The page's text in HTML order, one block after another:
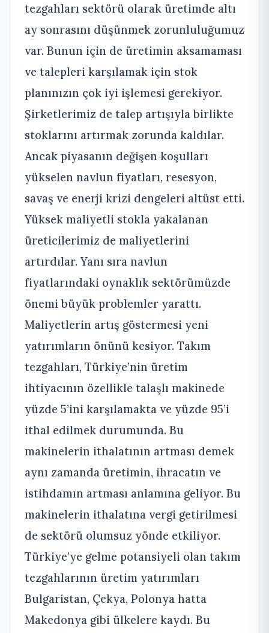
tezgahları sektörü olarak üretimde altı
ay sonrasını düşünmek zorunluluğumuz
var. Bunun için de üretimin aksamaması
ve talepleri karşılamak için stok
planınızın çok iyi işlemesi gerekiyor.
Şirketlerimiz de talep artışıyla birlikte
stoklarını artırmak zorunda kaldılar.
Ancak piyasanın değişen koşulları
yükselen navlun fiyatları, resesyon,
savaş ve enerji krizi dengeleri altüst etti.
Yüksek maliyetli stokla yakalanan
üreticilerimiz de maliyetlerini
artırdılar. Yanı sıra navlun
fiyatlarındaki oynaklık sektörümüzde
önemi büyük problemler yarattı.
Maliyetlerin artış göstermesi yeni
yatırımların önünü kesiyor. Takım
tezgahları, Türkiye’nin üretim
ihtiyacının özellikle talaşlı makinede
yüzde 5’ini karşılamakta ve yüzde 95’i
ithal edilmek durumunda. Bu
makinelerin ithalatının artması demek
aynı zamanda üretimin, ihracatın ve
istihdamın artması anlamına geliyor. Bu
makinelerin ithalatına vergi getirilmesi
de sektörü olumsuz yönde etkiliyor.
Türkiye’ye gelme potansiyeli olan takım
tezgahlarının üretim yatırımları
Bulgaristan, Çekya, Polonya hatta
Makedonya gibi ülkelere kaydı. Bu